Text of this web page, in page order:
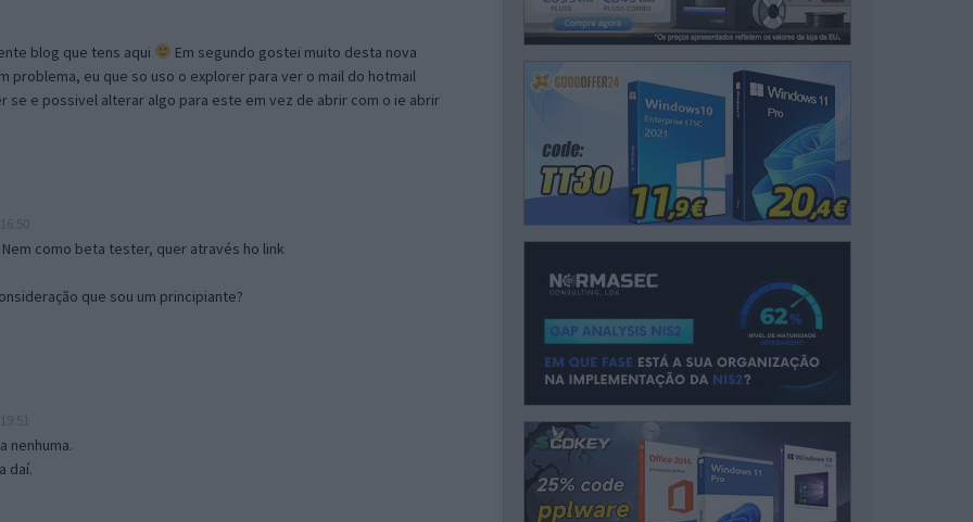
blog que tens aqui
Em segundo gostei muito desta nova
problema, eu que so uso o explorer para ver o mail do hotmail
se e possivel alterar algo para este em vez de abrir com o ie abrir
como beta tester, quer através ho link
que sou um principiante?
nenhuma.
daí.